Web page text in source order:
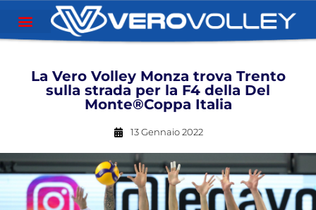
La Vero Volley Monza trova Trento
sulla strada per la F4 della Del
Monte®Coppa Italia
13 Gennaio 2022